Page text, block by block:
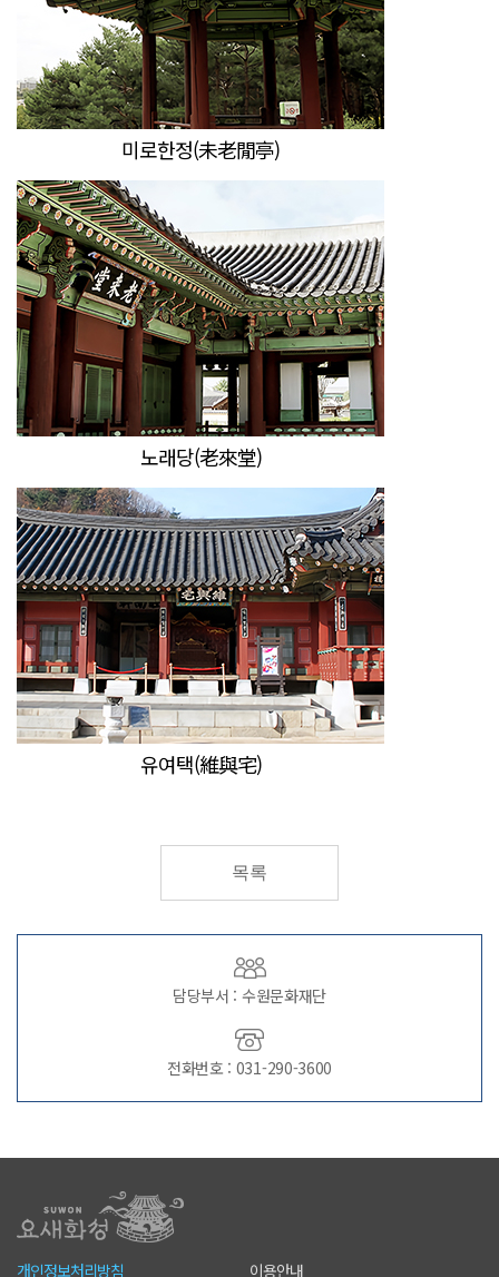
미로한정(未老閒亭)
노래당(老來堂)
유여택(維與宅)
목록
담당부서 : 수원문화재단
전화번호 : 031-290-3600
개인정보처리방침 이용안내